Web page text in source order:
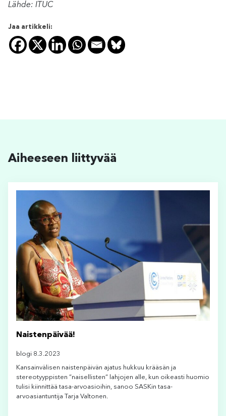
Lähde: ITUC
Jaa artikkeli:
Aiheeseen liittyvää
Naistenpäivää!
blogi 8.3.2023
Kansainvälisen naistenpäivän ajatus hukkuu krääsän ja
stereotyyppisten ”naisellisten” lahjojen alle, kun oikeasti huomio
tulisi kiinnittää tasa-arvoasioihin, sanoo SASKin tasa-
arvoasiantuntija Tarja Valtonen.